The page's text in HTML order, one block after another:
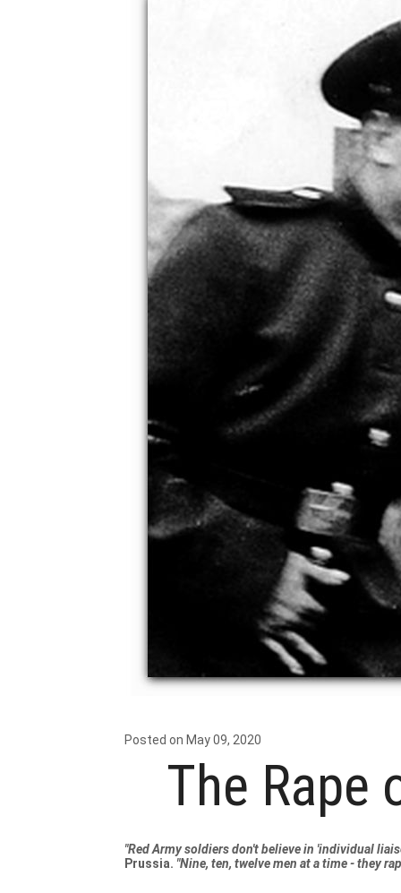
Posted on May 09, 2020
The Rape
"Red Army soldiers don't believe in 'individual
Prussia. "Nine, ten, twelve men at a time - they